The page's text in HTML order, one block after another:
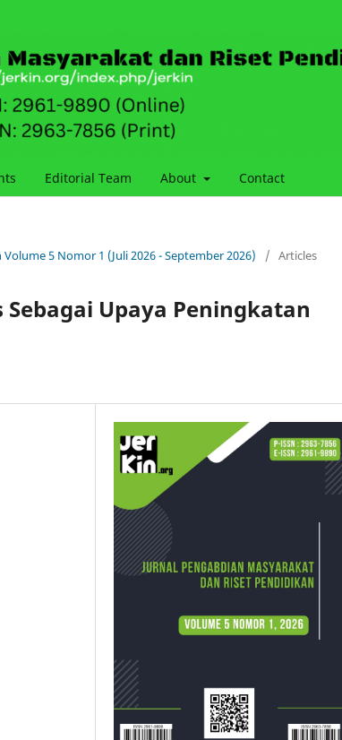
Editorial Team About Contact
5 Nomor 1 (Juli 2026 - September 2026)
/ Articles
Upaya Peningkatan